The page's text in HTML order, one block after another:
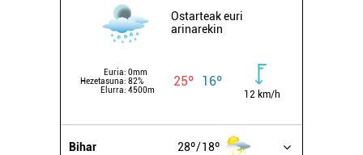
Ostarteak euri
arinarekin
Euria: 0mm
Hezetasuna: 82%
Elurra: 4500m
25º 16º
12 km/h
Bihar 28º 18º